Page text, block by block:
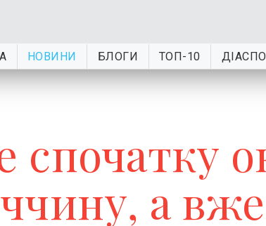
НОВИНИ БЛОГИ ТОП-10
спочатку
а